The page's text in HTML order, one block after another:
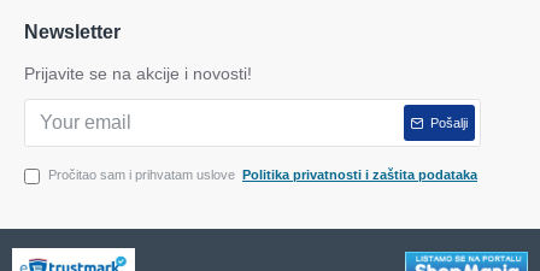
Newsletter
Prijavite se na akcije i novosti!
Pošalji
Pročitao sam i prihvatam uslove Politika privatnosti i zaštita podataka